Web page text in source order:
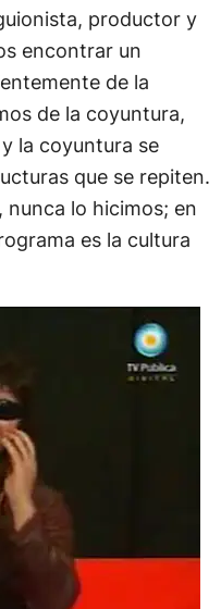
productor y
encontrar un
de la
de la coyuntura,
la coyuntura se
que se repiten.
lo hicimos; en
es la cultura